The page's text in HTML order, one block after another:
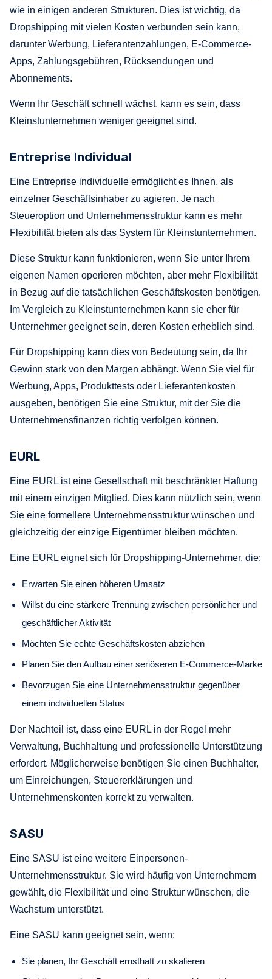
wie in einigen anderen Strukturen. Dies ist wichtig, da
Dropshipping mit vielen Kosten verbunden sein kann,
darunter Werbung, Lieferantenzahlungen, E-Commerce-
Apps, Zahlungsgebühren, Rücksendungen und
Abonnements.
Wenn Ihr Geschäft schnell wächst, kann es sein, dass
Kleinstunternehmen weniger geeignet sind.
Entreprise Individual
Eine Entreprise individuelle ermöglicht es Ihnen, als
einzelner Geschäftsinhaber zu agieren. Je nach
Steueroption und Unternehmensstruktur kann es mehr
Flexibilität bieten als das System für Kleinstunternehmen.
Diese Struktur kann funktionieren, wenn Sie unter Ihrem
eigenen Namen operieren möchten, aber mehr Flexibilität
in Bezug auf die tatsächlichen Geschäftskosten benötigen.
Im Vergleich zu Kleinstunternehmen kann sie eher für
Unternehmer geeignet sein, deren Kosten erheblich sind.
Für Dropshipping kann dies von Bedeutung sein, da Ihr
Gewinn stark von den Margen abhängt. Wenn Sie viel für
Werbung, Apps, Produkttests oder Lieferantenkosten
ausgeben, benötigen Sie eine Struktur, mit der Sie die
Unternehmensfinanzen richtig verfolgen können.
EURL
Eine EURL ist eine Gesellschaft mit beschränkter Haftung
mit einem einzigen Mitglied. Dies kann nützlich sein, wenn
Sie eine formellere Unternehmensstruktur wünschen und
gleichzeitig der einzige Eigentümer bleiben möchten.
Eine EURL eignet sich für Dropshipping-Unternehmer, die:
Erwarten Sie einen höheren Umsatz
Willst du eine stärkere Trennung zwischen persönlicher und
geschäftlicher Aktivität
Möchten Sie echte Geschäftskosten abziehen
Planen Sie den Aufbau einer seriöseren E-Commerce-Marke
Bevorzugen Sie eine Unternehmensstruktur gegenüber
einem individuellen Status
Der Nachteil ist, dass eine EURL in der Regel mehr
Verwaltung, Buchhaltung und professionelle Unterstützung
erfordert. Möglicherweise benötigen Sie einen Buchhalter,
um Einreichungen, Steuererklärungen und
Unternehmenskonten korrekt zu verwalten.
SASU
Eine SASU ist eine weitere Einpersonen-
Unternehmensstruktur. Sie wird häufig von Unternehmern
gewählt, die Flexibilität und eine Struktur wünschen, die
Wachstum unterstützt.
Eine SASU kann geeignet sein, wenn:
Sie planen, Ihr Geschäft ernsthaft zu skalieren